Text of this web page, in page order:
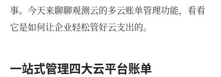
事。今天来聊聊观测云的多云账单管理功能，看看
它是如何让企业轻松管好云支出的。
一站式管理四大云平台账单